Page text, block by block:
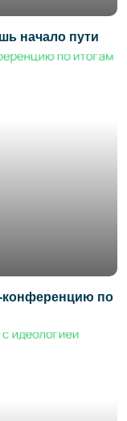
начало пути
конференцию по